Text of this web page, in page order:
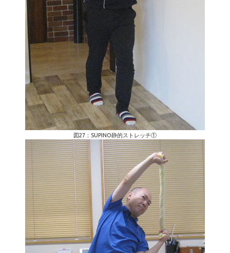
図27：SUPINO静的ストレッチ①